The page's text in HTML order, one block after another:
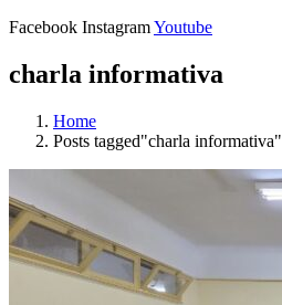
Facebook InstagramYoutube
charla informativa
Home
Posts tagged"charla informativa"